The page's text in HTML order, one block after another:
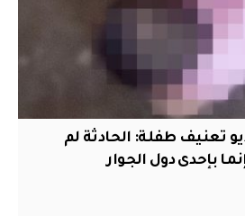
تعنيف طفلة: الحادثة لم
بإحدى دول الجوار